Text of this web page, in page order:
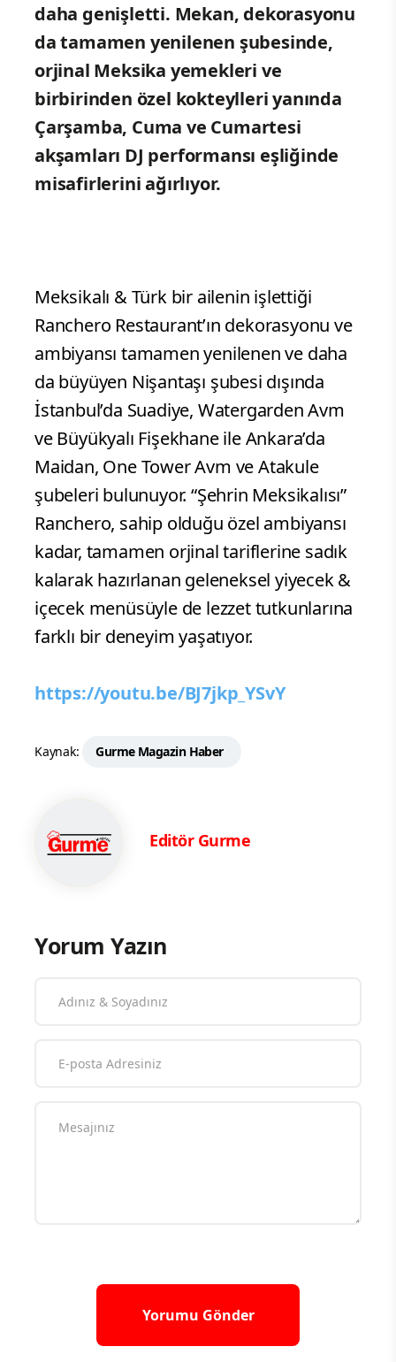
daha genişletti. Mekan, dekorasyonu
da tamamen yenilenen şubesinde,
orjinal Meksika yemekleri ve
birbirinden özel kokteylleri yanında
Çarşamba, Cuma ve Cumartesi
akşamları DJ performansı eşliğinde
misafirlerini ağırlıyor.
Meksikalı & Türk bir ailenin işlettiği
Ranchero Restaurant’ın dekorasyonu ve
ambiyansı tamamen yenilenen ve daha
da büyüyen Nişantaşı şubesi dışında
İstanbul’da Suadiye, Watergarden Avm
ve Büyükyalı Fişekhane ile Ankara’da
Maidan, One Tower Avm ve Atakule
şubeleri bulunuyor. “Şehrin Meksikalısı”
Ranchero, sahip olduğu özel ambiyansı
kadar, tamamen orjinal tariflerine sadık
kalarak hazırlanan geleneksel yiyecek &
içecek menüsüyle de lezzet tutkunlarına
farklı bir deneyim yaşatıyor.
https://youtu.be/BJ7jkp_YSvY
Kaynak: Gurme Magazin Haber
Editör Gurme
Yorum Yazın